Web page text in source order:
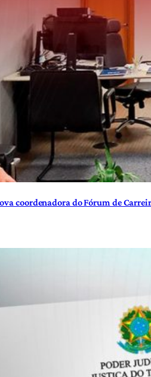
coordenadora do Fórum de